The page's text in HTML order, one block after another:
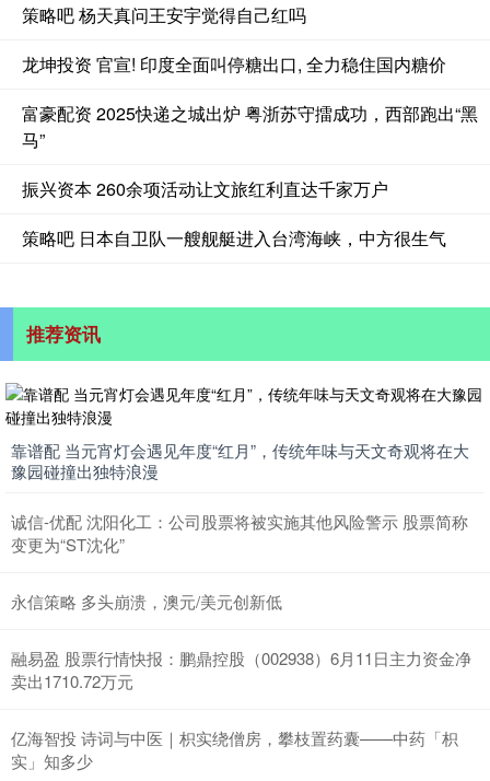
策略吧 杨天真问王安宇觉得自己红吗
龙坤投资 官宣! 印度全面叫停糖出口, 全力稳住国内糖价
富豪配资 2025快递之城出炉 粤浙苏守擂成功，西部跑出“黑
马”
振兴资本 260余项活动让文旅红利直达千家万户
策略吧 日本自卫队一艘舰艇进入台湾海峡，中方很生气
推荐资讯
靠谱配 当元宵灯会遇见年度“红月”，传统年味与天文奇观将在大
豫园碰撞出独特浪漫
诚信-优配 沈阳化工：公司股票将被实施其他风险警示 股票简称
变更为“ST沈化”
永信策略 多头崩溃，澳元/美元创新低
融易盈 股票行情快报：鹏鼎控股（002938）6月11日主力资金净
卖出1710.72万元
亿海智投 诗词与中医｜枳实绕僧房，攀枝置药囊——中药「枳
实」知多少